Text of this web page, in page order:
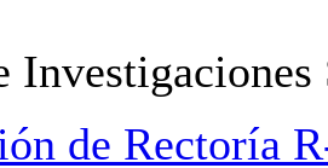
de Rectoría